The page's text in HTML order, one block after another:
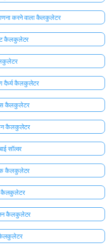
गणना करने वाला कैलकुलेटर
कैलकुलेटर
दैर्ध्य कैलकुलेटर
कैलकुलेटर
कैलकुलेटर
सॉल्वर
कैलकुलेटर
कैलकुलेटर
कैलकुलेटर